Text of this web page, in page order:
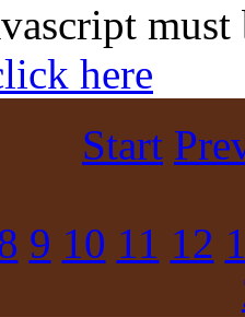
here
Start
9 10 11 12